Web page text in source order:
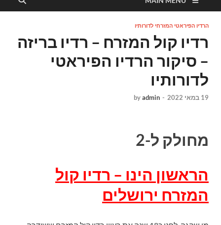
הרדיו הפיראטי המזרחי לדורותיו
רדיו קול המזרח – רדיו בריזה
– סיקור הרדיו הפיראטי
לדורותיו
19 במאי 2022 -
byadmin
מחולק ל-2
הראשון הינו – רדיו קול
המזרח ירושלים